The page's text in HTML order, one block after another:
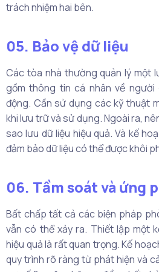
trách nhiệm hai bên.
05. Bảo vệ dữ liệu
Các tòa nhà thường quản lý một
gồm thông tin cá nhân về
động. Cần sử dụng các kỹ thuật
khi lưu trữ và sử dụng. Ngoài ra,
sao lưu dữ liệu hiệu quả. Và kế
đảm bảo dữ liệu có thể được khôi
06. Tầm soát và ứng
Bất chấp tất cả các biện pháp
vẫn có thể xảy ra. Thiết lập một
hiệu quả là rất quan trọng. Kế
quy trình rõ ràng từ phát hiện và